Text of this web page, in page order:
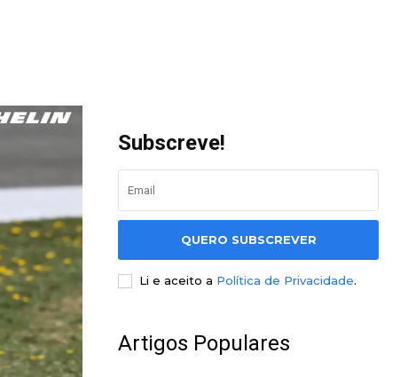
Subscreve!
QUERO SUBSCREVER
Li e aceito a Política de Privacidade.
Artigos Populares